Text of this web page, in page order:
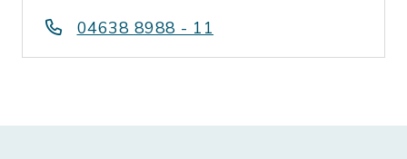
04638 8988 - 11